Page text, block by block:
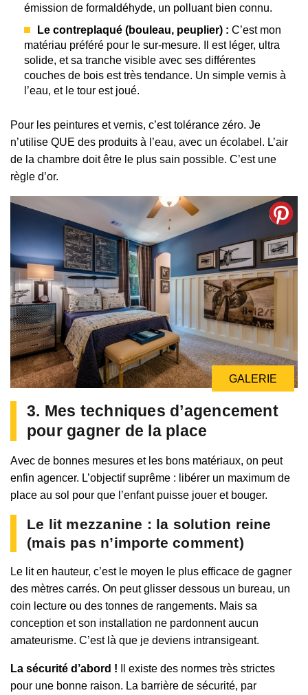
émission de formaldéhyde, un polluant bien connu.
Le contreplaqué (bouleau, peuplier) : C’est mon
matériau préféré pour le sur-mesure. Il est léger, ultra
solide, et sa tranche visible avec ses différentes
couches de bois est très tendance. Un simple vernis à
l’eau, et le tour est joué.
Pour les peintures et vernis, c’est tolérance zéro. Je
n’utilise QUE des produits à l’eau, avec un écolabel. L’air
de la chambre doit être le plus sain possible. C’est une
règle d’or.
GALERIE
GALERIE
3. Mes techniques d’agencement
pour gagner de la place
Avec de bonnes mesures et les bons matériaux, on peut
enfin agencer. L’objectif suprême : libérer un maximum de
place au sol pour que l’enfant puisse jouer et bouger.
Le lit mezzanine : la solution reine
(mais pas n’importe comment)
Le lit en hauteur, c’est le moyen le plus efficace de gagner
des mètres carrés. On peut glisser dessous un bureau, un
coin lecture ou des tonnes de rangements. Mais sa
conception et son installation ne pardonnent aucun
amateurisme. C’est là que je deviens intransigeant.
La sécurité d’abord ! Il existe des normes très strictes
pour une bonne raison. La barrière de sécurité, par